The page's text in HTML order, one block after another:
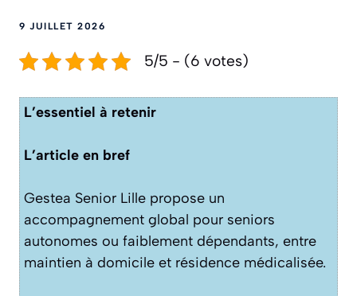
9 JUILLET 2026
5/5 - (6 votes)
L’essentiel à retenir
L’article en bref
Gestea Senior Lille propose un
accompagnement global pour seniors
autonomes ou faiblement dépendants, entre
maintien à domicile et résidence médicalisée.